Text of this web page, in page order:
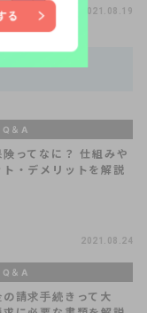
2021.08.19
Q＆A
険ってなに？ 仕組みや
ト・デメリットを解説
2021.08.24
Q＆A
の請求手続きって大